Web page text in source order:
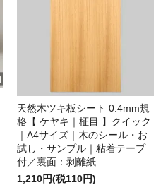
天然木ツキ板シート 0.4mm規
格【 ケヤキ｜柾目 】クイック
｜A4サイズ｜木のシール・お
試し・サンプル｜粘着テープ
付／裏面：剥離紙
1,210円(税110円)